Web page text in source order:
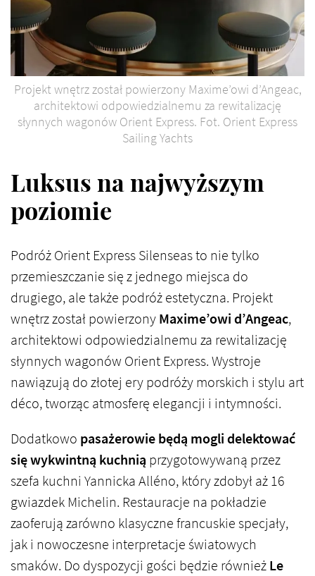
Projekt wnętrz został powierzony Maxime’owi d’Angeac,
architektowi odpowiedzialnemu za rewitalizację
słynnych wagonów Orient Express. Fot. Orient Express
Sailing Yachts
Luksus na najwyższym
poziomie
Podróż Orient Express Silenseas to nie tylko
przemieszczanie się z jednego miejsca do
drugiego, ale także podróż estetyczna. Projekt
wnętrz został powierzonyMaxime’owi d’Angeac,
architektowi odpowiedzialnemu za rewitalizację
słynnych wagonów Orient Express. Wystroje
nawiązują do złotej ery podróży morskich i stylu art
déco, tworząc atmosferę elegancji i intymności.
Dodatkowo pasażerowie będą mogli delektować
się wykwintną kuchnią przygotowywaną przez
szefa kuchni Yannicka Alléno, który zdobył aż 16
gwiazdek Michelin. Restauracje na pokładzie
zaoferują zarówno klasyczne francuskie specjały,
jak i nowoczesne interpretacje światowych
smaków. Do dyspozycji gości będzie równieżLe